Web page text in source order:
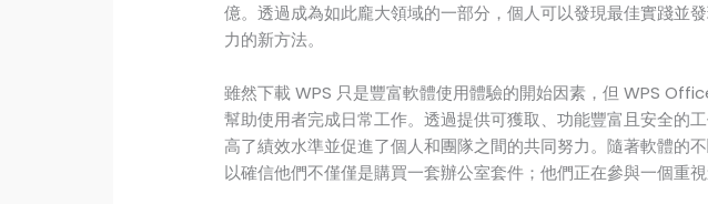
億。透過成為如此龐大領域的一部分，個人可以發現最佳實踐並
力的新方法。
雖然下載 WPS 只是豐富軟體使用體驗的開始因素，但 WPS
幫助使用者完成日常工作。透過提供可獲取、功能豐富且安全的
高了績效水準並促進了個人和團隊之間的共同努力。隨著軟體的
以確信他們不僅僅是購買一套辦公室套件；他們正在參與一個重視